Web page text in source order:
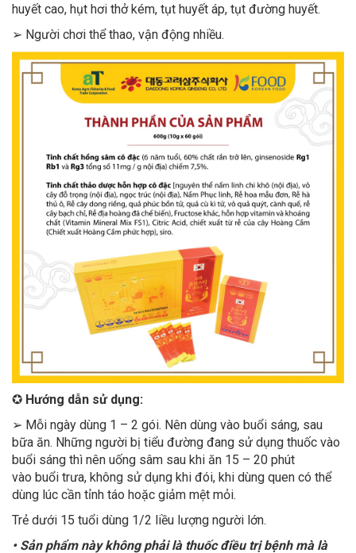
huyết cao, hụt hơi thở kém, tụt huyết áp, tụt đường huyết.
➢ Người chơi thể thao, vận động nhiều.
✪ Hướng dẫn sử dụng:
➢ Mỗi ngày dùng 1 – 2 gói. Nên dùng vào buổi sáng, sau
bữa ăn. Những người bị tiểu đường đang sử dụng thuốc vào
buổi sáng thì nên uống sâm sau khi ăn 15 – 20 phút
vào buổi trưa, không sử dụng khi đói, khi dùng quen có thể
dùng lúc cần tỉnh táo hoặc giảm mệt mỏi.
Trẻ dưới 15 tuổi dùng 1/2 liều lượng người lớn.
• Sản phẩm này không phải là thuốc điều trị bệnh mà là